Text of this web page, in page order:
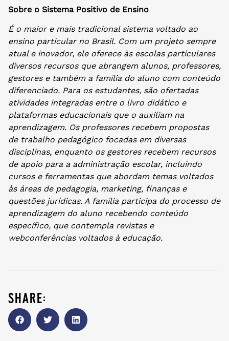
Sobre o Sistema Positivo de Ensino
É o maior e mais tradicional sistema voltado ao
ensino particular no Brasil. Com um projeto sempre
atual e inovador, ele oferece às escolas particulares
diversos recursos que abrangem alunos, professores,
gestores e também a família do aluno com conteúdo
diferenciado. Para os estudantes, são ofertadas
atividades integradas entre o livro didático e
plataformas educacionais que o auxiliam na
aprendizagem. Os professores recebem propostas
de trabalho pedagógico focadas em diversas
disciplinas, enquanto os gestores recebem recursos
de apoio para a administração escolar, incluindo
cursos e ferramentas que abordam temas voltados
às áreas de pedagogia, marketing, finanças e
questões jurídicas. A família participa do processo de
aprendizagem do aluno recebendo conteúdo
específico, que contempla revistas e
webconferências voltados à educação.
share: